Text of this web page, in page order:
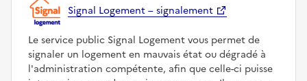
Signal Logement – signalement
Le service public Signal Logement vous permet de
signaler un logement en mauvais état ou dégradé à
l'administration compétente, afin que celle-ci puisse